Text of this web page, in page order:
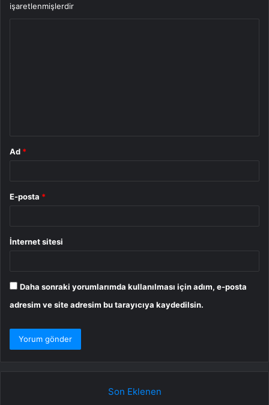
işaretlenmişlerdir
Ad *
E-posta *
İnternet sitesi
Daha sonraki yorumlarımda kullanılması için adım, e-posta
adresim ve site adresim bu tarayıcıya kaydedilsin.
Son Eklenen